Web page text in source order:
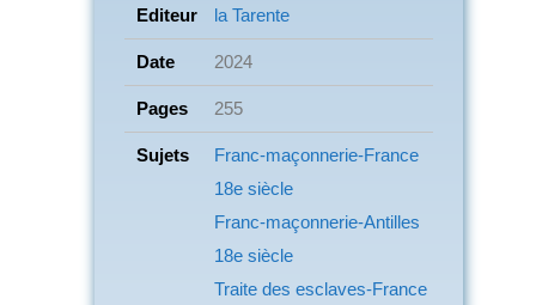
Editeur la Tarente
Date 2024
Pages 255
Sujets
Franc-maçonnerie-France
18e siècle
Franc-maçonnerie-Antilles
18e siècle
Traite des esclaves-France